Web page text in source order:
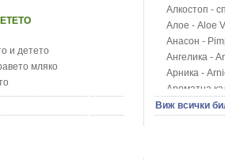
и детето
мляко
Алкостоп -
Алое - Aloe
Анасон -
Ангелика -
Арника -
Ароматна
Арония -
Виж всички